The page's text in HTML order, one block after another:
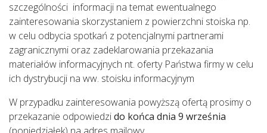
szczególności informacji na temat ewentualnego
zainteresowania skorzystaniem z powierzchni stoiska np.
w celu odbycia spotkań z potencjalnymi partnerami
zagranicznymi oraz zadeklarowania przekazania
materiałów informacyjnych nt. oferty Państwa firmy w celu
ich dystrybucji na ww. stoisku informacyjnym
W przypadku zainteresowania powyższą ofertą prosimy o
przekazanie odpowiedzido końca dnia 9 września